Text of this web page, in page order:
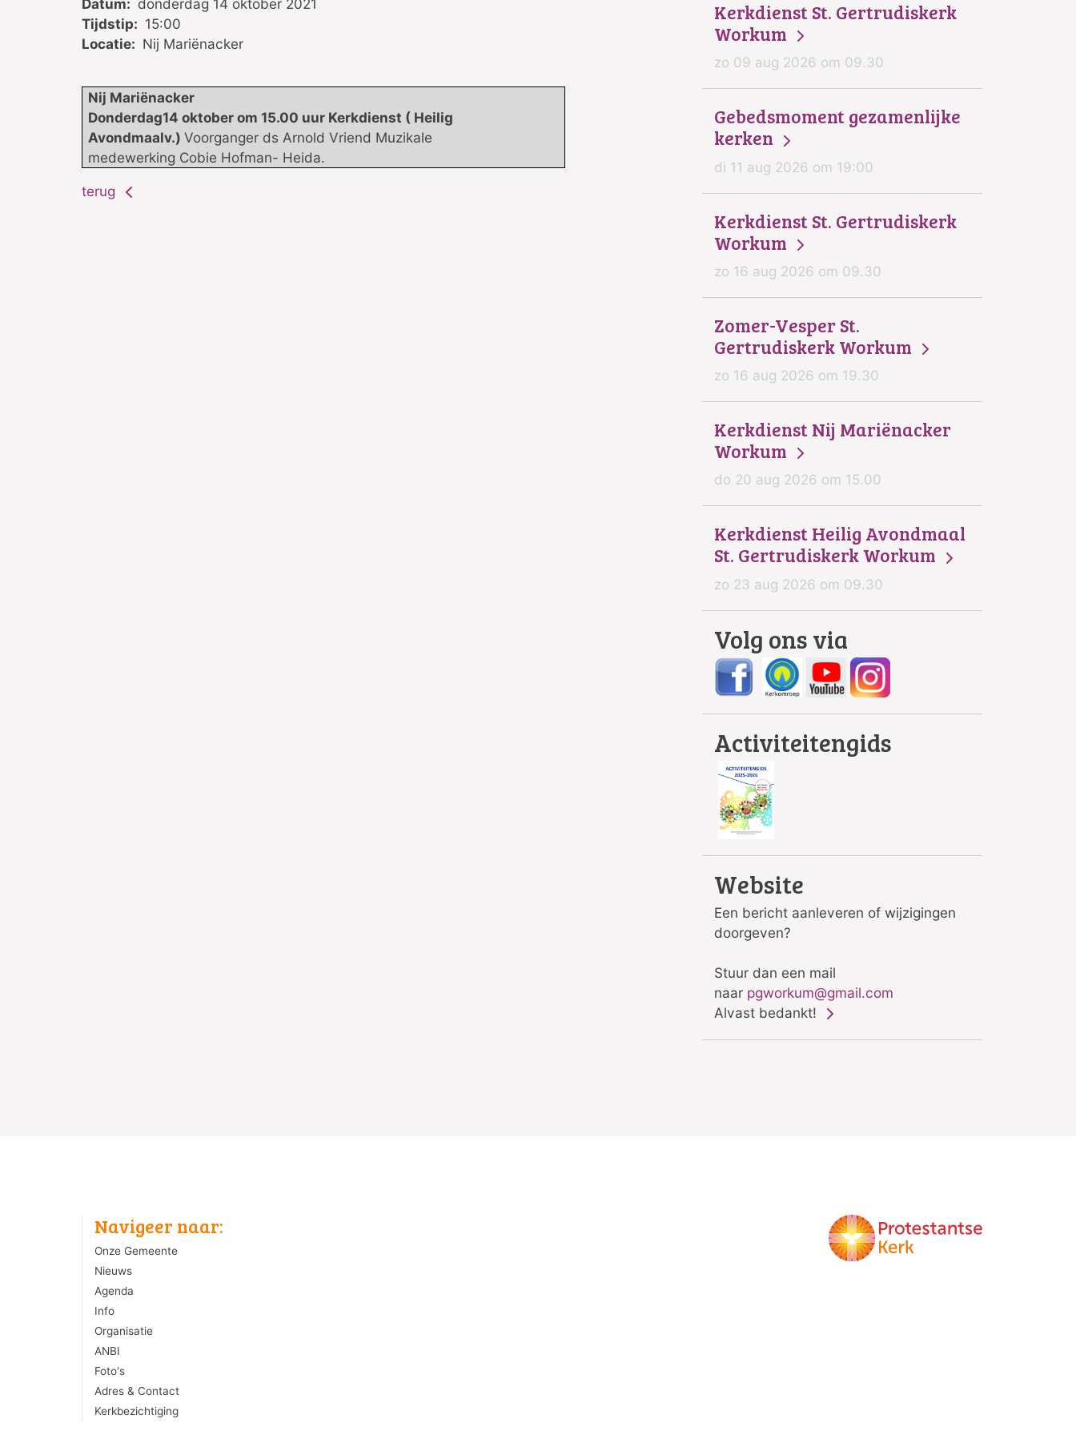
Datum: donderdag 14 oktober 2021
Tijdstip: 15:00
Locatie: Nij Mariënacker
Nij Mariënacker
Donderdag14 oktober om 15.00 uur Kerkdienst ( Heilig
Avondmaalv.)Voorganger ds Arnold Vriend Muzikale
medewerking Cobie Hofman- Heida.
terug
Kerkdienst St. Gertrudiskerk
Workum
zo 09 aug 2026 om 09.30
Gebedsmoment gezamenlijke
kerken
di 11 aug 2026 om 19:00
Kerkdienst St. Gertrudiskerk
Workum
zo 16 aug 2026 om 09.30
Zomer-Vesper St.
Gertrudiskerk Workum
zo 16 aug 2026 om 19.30
Kerkdienst Nij Mariënacker
Workum
do 20 aug 2026 om 15.00
Kerkdienst Heilig Avondmaal
St. Gertrudiskerk Workum
zo 23 aug 2026 om 09.30
Volg ons via
Activiteitengids
Website
Een bericht aanleveren of wijzigingen
doorgeven?
Stuur dan een mail
naar pgworkum@gmail.com
Alvast bedankt!
Navigeer naar:
Onze Gemeente
Nieuws
Agenda
Info
Organisatie
ANBI
Foto's
Adres & Contact
Kerkbezichtiging